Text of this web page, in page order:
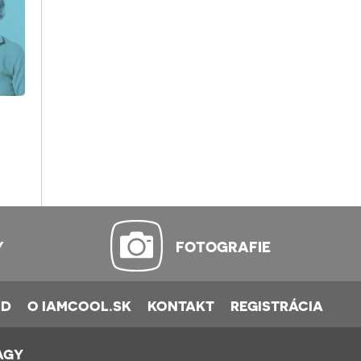
FOTOGRAFIE
O IAMCOOL.SK KONTAKT REGISTRÁCIA